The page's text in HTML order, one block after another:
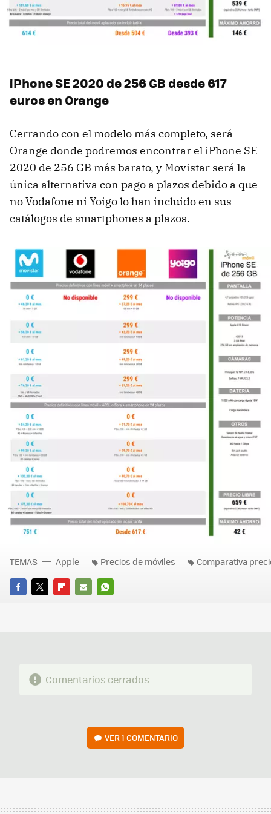
iPhone SE 2020 de 256 GB desde 617
euros en Orange
Cerrando con el modelo más completo, será
Orange donde podremos encontrar el iPhone SE
2020 de 256 GB más barato, y Movistar será la
única alternativa con pago a plazos debido a que
no Vodafone ni Yoigo lo han incluido en sus
catálogos de smartphones a plazos.
FACEBOOK
TWITTERFLIPBOARD
E-
WHATSAPP
TEMAS Apple Precios de móviles Comparativa
Comentarios cerrados
VER1 COMENTARIO